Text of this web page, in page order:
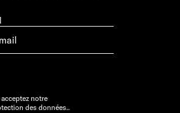
notre
des données..